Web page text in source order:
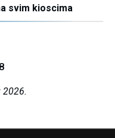
svim kioscima